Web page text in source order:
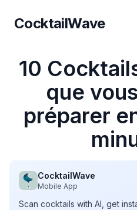
CocktailWave
CocktailWave
10
que
préparer
CocktailWave
Mobile App
Scan cocktails with AI, get